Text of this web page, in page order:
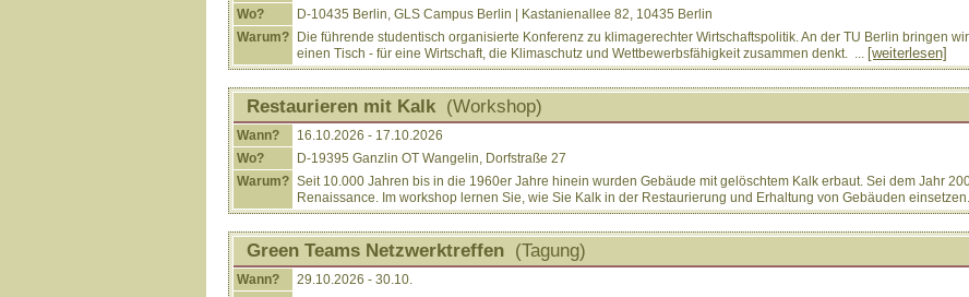
Wo?
D-10435 Berlin, GLS Campus Berlin | Kastanienallee 82, 10435 Berlin
Warum?
Die führende studentisch organisierte Konferenz zu klimagerechter Wirtschaftspolitik. An der TU Berlin bringen
einen Tisch - für eine Wirtschaft, die Klimaschutz und Wettbewerbsfähigkeit zusammen denkt. ... [weiterlesen]
Restaurieren mit Kalk (Workshop)
Wann?
16.10.2026 - 17.10.2026
Wo?
D-19395 Ganzlin OT Wangelin, Dorfstraße 27
Warum? Seit 10.000 Jahren bis in die 1960er Jahre hinein wurden Gebäude mit gelöschtem Kalk erbaut. Sei dem Jahr
Renaissance. Im workshop lernen Sie, wie Sie Kalk in der Restaurierung und Erhaltung von Gebäuden
Green Teams Netzwerktreffen (Tagung)
Wann?
29.10.2026 - 30.10.